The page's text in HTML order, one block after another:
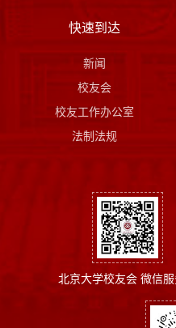
快速到达
新闻
校友会
校友工作办公室
法制法规
北京大学校友会 微信